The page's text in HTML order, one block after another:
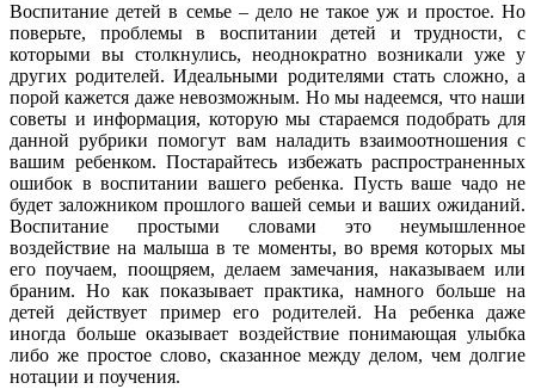
Воспитание детей в семье – дело не такое уж и простое. Но
поверьте, проблемы в воспитании детей и трудности, с
которыми вы столкнулись, неоднократно возникали уже у
других родителей. Идеальными родителями стать сложно, а
порой кажется даже невозможным. Но мы надеемся, что наши
советы и информация, которую мы стараемся подобрать для
данной рубрики помогут вам наладить взаимоотношения с
вашим ребенком. Постарайтесь избежать распространенных
ошибок в воспитании вашего ребенка. Пусть ваше чадо не
будет заложником прошлого вашей семьи и ваших ожиданий.
Воспитание простыми словами это неумышленное
воздействие на малыша в те моменты, во время которых мы
его поучаем, поощряем, делаем замечания, наказываем или
браним. Но как показывает практика, намного больше на
детей действует пример его родителей. На ребенка даже
иногда больше оказывает воздействие понимающая улыбка
либо же простое слово, сказанное между делом, чем долгие
нотации и поучения.